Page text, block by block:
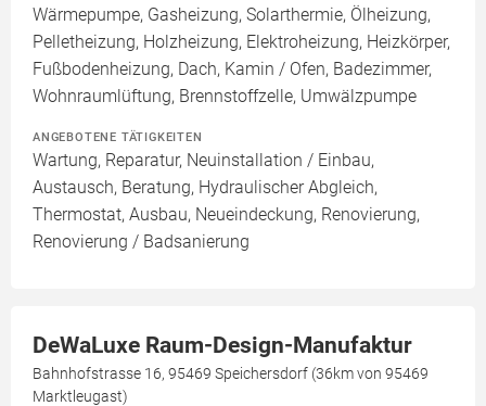
Wärmepumpe, Gasheizung, Solarthermie, Ölheizung,
Pelletheizung, Holzheizung, Elektroheizung, Heizkörper,
Fußbodenheizung, Dach, Kamin / Ofen, Badezimmer,
Wohnraumlüftung, Brennstoffzelle, Umwälzpumpe
ANGEBOTENE TÄTIGKEITEN
Wartung, Reparatur, Neuinstallation / Einbau,
Austausch, Beratung, Hydraulischer Abgleich,
Thermostat, Ausbau, Neueindeckung, Renovierung,
Renovierung / Badsanierung
DeWaLuxe Raum-Design-Manufaktur
Bahnhofstrasse 16, 95469 Speichersdorf (36km von 95469
Marktleugast)